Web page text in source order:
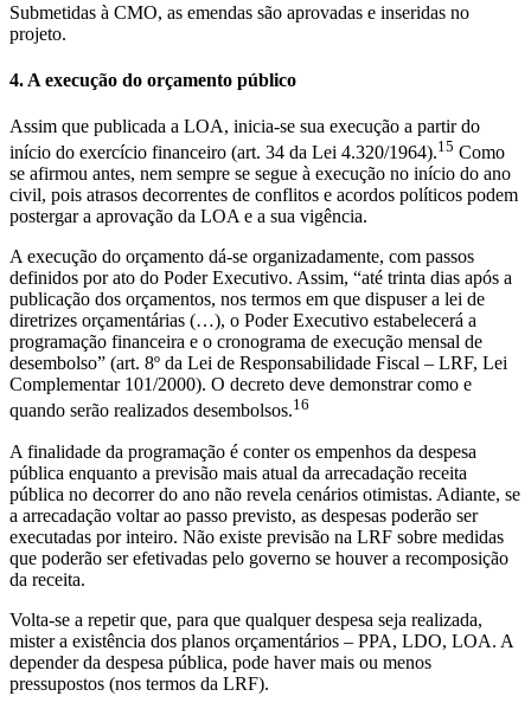
Submetidas à CMO, as emendas são aprovadas e inseridas no
projeto.
4. A execução do orçamento público
Assim que publicada a LOA, inicia-se sua execução a partir do
início do exercício financeiro (art. 34 da Lei 4.320/1964).15 Como
se afirmou antes, nem sempre se segue à execução no início do ano
civil, pois atrasos decorrentes de conflitos e acordos políticos podem
postergar a aprovação da LOA e a sua vigência.
A execução do orçamento dá-se organizadamente, com passos
definidos por ato do Poder Executivo. Assim, “até trinta dias após a
publicação dos orçamentos, nos termos em que dispuser a lei de
diretrizes orçamentárias (…), o Poder Executivo estabelecerá a
programação financeira e o cronograma de execução mensal de
desembolso” (art. 8º da Lei de Responsabilidade Fiscal – LRF, Lei
Complementar 101/2000). O decreto deve demonstrar como e
quando serão realizados desembolsos.16
A finalidade da programação é conter os empenhos da despesa
pública enquanto a previsão mais atual da arrecadação receita
pública no decorrer do ano não revela cenários otimistas. Adiante, se
a arrecadação voltar ao passo previsto, as despesas poderão ser
executadas por inteiro. Não existe previsão na LRF sobre medidas
que poderão ser efetivadas pelo governo se houver a recomposição
da receita.
Volta-se a repetir que, para que qualquer despesa seja realizada,
mister a existência dos planos orçamentários – PPA, LDO, LOA. A
depender da despesa pública, pode haver mais ou menos
pressupostos (nos termos da LRF).